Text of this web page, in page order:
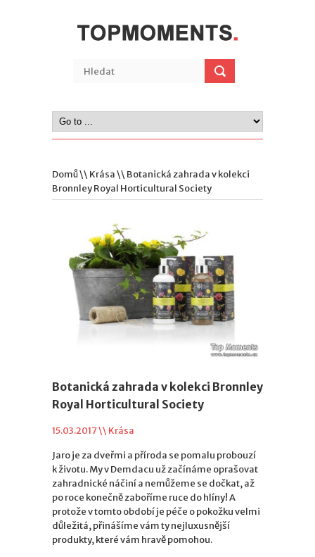
Domů\\ Krása\\ Botanická zahrada v kolekci
Bronnley Royal Horticultural Society
Botanická zahrada v kolekci Bronnley
Royal Horticultural Society
15.03.2017 \\ Krása
Jaro je za dveřmi a příroda se pomalu probouzí
k životu. My v Demdacu už začínáme oprašovat
zahradnické náčiní a nemůžeme se dočkat, až
po roce konečně zaboříme ruce do hlíny! A
protože v tomto období je péče o pokožku velmi
důležitá, přinášíme vám ty nejluxusnější
produkty, které vám hravě pomohou.